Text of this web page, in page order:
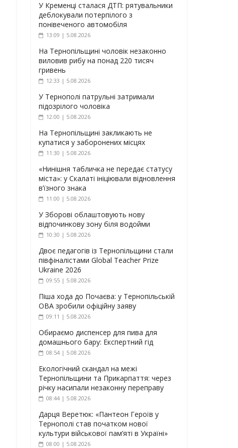
У Кременці сталася ДТП: рятувальники
деблокували потерпілого з
понівеченого автомобіля
13:09 | 5.08.2026
На Тернопільщині чоловік незаконно
виловив рибу на понад 220 тисяч
гривень
12:33 | 5.08.2026
У Тернополі патрульні затримали
підозрілого чоловіка
12:00 | 5.08.2026
На Тернопільщині закликають не
купатися у заборонених місцях
11:30 | 5.08.2026
«Нинішня табличка не передає статусу
міста»: у Скалаті ініціювали відновлення
в’їзного знака
11:00 | 5.08.2026
У Зборові облаштовують нову
відпочинкову зону біля водойми
10:30 | 5.08.2026
Двоє педагогів із Тернопільщини стали
півфіналістами Global Teacher Prize
Ukraine 2026
09:55 | 5.08.2026
Піша хода до Почаєва: у Тернопільській
ОВА зробили офіційну заяву
09:11 | 5.08.2026
Обираємо диспенсер для пива для
домашнього бару: Експертний гід
08:54 | 5.08.2026
Екологічний скандал на межі
Тернопільщини та Прикарпаття: через
річку насипали незаконну переправу
08:44 | 5.08.2026
Дарця Веретюк: «Пантеон Героїв у
Тернополі став початком нової
культури військової пам’яті в Україні»
08:00 | 5.08.2026